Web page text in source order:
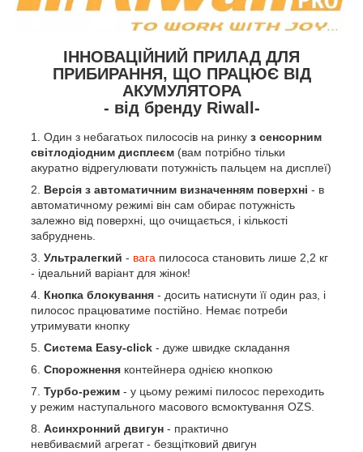
ІННОВАЦІЙНИЙ ПРИЛАД ДЛЯ
ПРИБИРАННЯ, ЩО ПРАЦЮЄ ВІД
АКУМУЛЯТОРА
- від бренду Riwall-
Один з небагатьох пилососів на ринку з сенсорним
світлодіодним дисплеєм (вам потрібно тільки
акуратно відрегулювати потужність пальцем на дисплеї)
Версія з автоматичним визначенням поверхні - в
автоматичному режимі він сам обирає потужність
залежно від поверхні, що очищається, і кількості
забруднень.
Ультралегкий - вага пилососа становить лише 2,2 кг
- ідеальний варіант для жінок!
Кнопка блокування - досить натиснути її один раз, і
пилосос працюватиме постійно. Немає потреби
утримувати кнопку
Система Easy-click - дуже швидке складання
Спорожнення контейнера однією кнопкою
Турбо-режим - у цьому режимі пилосос переходить
у режим наступального масового всмоктування OZS.
Асинхронний двигун - практично
невбиваємий агрегат - безщітковий двигун